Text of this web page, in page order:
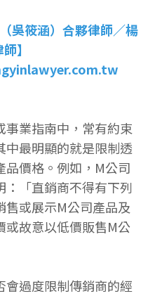
吳筱涵）合夥律師／楊
】
事業指南中，常有約束
最明顯的就是限制透
品價格。例如，M公司
「直銷商不得有下列
售或展示M公司產品及
或故意以低價販售M公
會過度限制傳銷商的經